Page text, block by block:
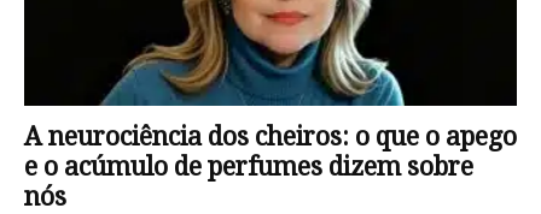
A neurociência dos cheiros: o que o apego
e o acúmulo de perfumes dizem sobre
nós